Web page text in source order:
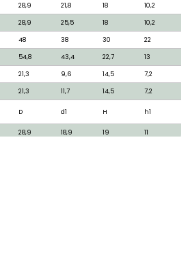
28,9 21,8 18 10,2
28,9 25,5 18 10,2
48 38 30 22
54,8 43,4 22,7 13
21,3 9,6 14,5 7,2
21,3 11,7 14,5 7,2
D d1 H h1
28,9 18,9 19 11